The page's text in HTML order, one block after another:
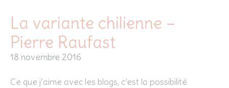
La variante chilienne –
Pierre Raufast
18 novembre 2016
Ce que j’aime avec les blogs, c’est la possibilité